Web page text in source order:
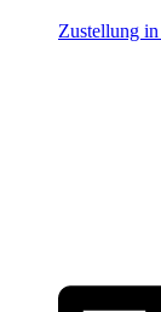
Zustellung